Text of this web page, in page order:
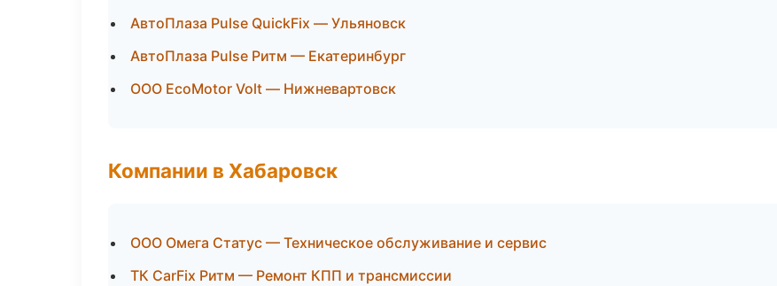
АвтоПлаза Pulse QuickFix — Ульяновск
АвтоПлаза Pulse Ритм — Екатеринбург
ООО EcoMotor Volt — Нижневартовск
Компании в Хабаровск
ООО Омега Статус — Техническое обслуживание и сервис
ТК CarFix Ритм — Ремонт КПП и трансмиссии